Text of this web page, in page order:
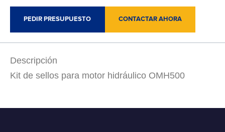
PEDIR PRESUPUESTO CONTACTAR AHORA
Descripción
Kit de sellos para motor hidráulico OMH500